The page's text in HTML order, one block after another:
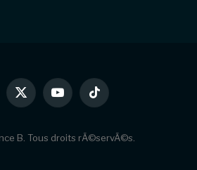
X
YouTubeTikTok
B. Tous droits rÃ©servÃ©s.